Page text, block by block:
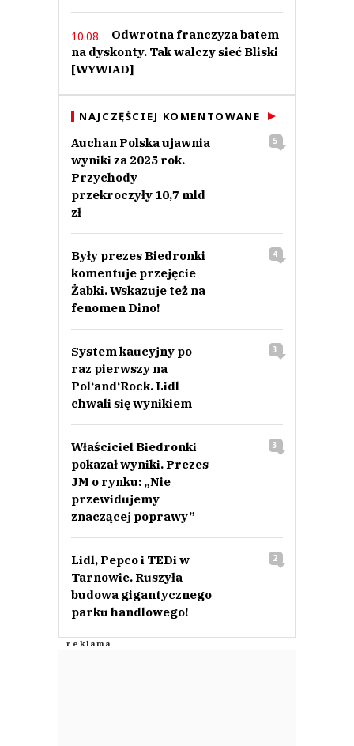
10.08.
Odwrotna franczyza batem
na dyskonty. Tak walczy sieć Bliski
[WYWIAD]
NAJCZĘŚCIEJ KOMENTOWANE
Auchan Polska ujawnia
wyniki za 2025 rok.
Przychody
przekroczyły 10,7 mld
zł
5
Były prezes Biedronki
komentuje przejęcie
Żabki. Wskazuje też na
fenomen Dino!
4
System kaucyjny po
raz pierwszy na
Pol‘and‘Rock. Lidl
chwali się wynikiem
3
Właściciel Biedronki
pokazał wyniki. Prezes
JM o rynku: „Nie
przewidujemy
znaczącej poprawy”
3
Lidl, Pepco i TEDi w
Tarnowie. Ruszyła
budowa gigantycznego
parku handlowego!
2